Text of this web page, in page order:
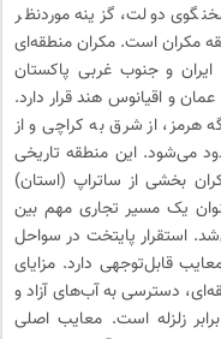
دولت، گزینه موردنظر
مکران است. مکران منطقه‌ای
و جنوب غربی پاکستان
و اقیانوس هند قرار دارد.
هرمز، از شرق به کراچی و از
می‌شود. این منطقه تاریخی
بخشی از ساتراپ (استان)
یک مسیر تجاری مهم بین
استقرار پایتخت در سواحل
قابل‌توجهی دارد. مزایای
دسترسی به آب‌های آزاد و
زلزله است. معایب اصلی